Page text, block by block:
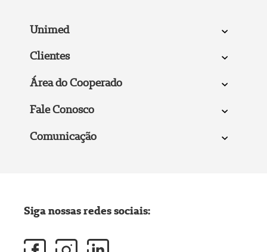
Unimed
Clientes
Área do Cooperado
Fale Conosco
Comunicação
Siga nossas redes sociais: